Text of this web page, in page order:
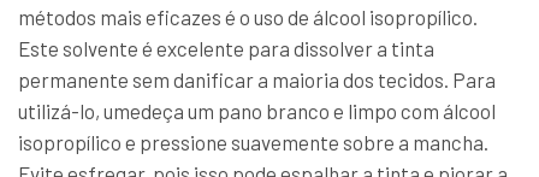
métodos mais eficazes é o uso de álcool isopropílico.
Este solvente é excelente para dissolver a tinta
permanente sem danificar a maioria dos tecidos. Para
utilizá-lo, umedeça um pano branco e limpo com álcool
isopropílico e pressione suavemente sobre a mancha.